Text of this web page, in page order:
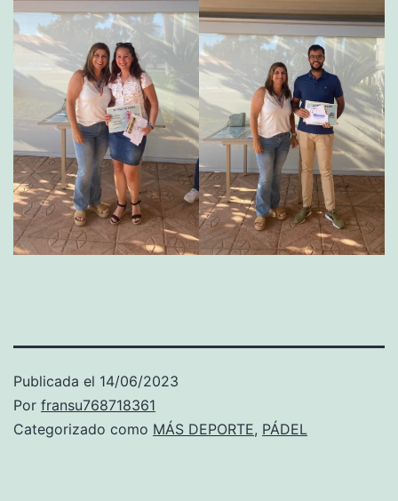
Publicada el 14/06/2023
Por fransu768718361
Categorizado como MÁS DEPORTE, PÁDEL